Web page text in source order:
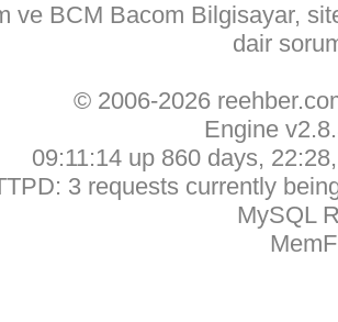
ve BCM Bacom Bilgisayar,
dair
© 2006-2026
Engine
09:11:14 up 860 days,
3 requests currently
MySQL